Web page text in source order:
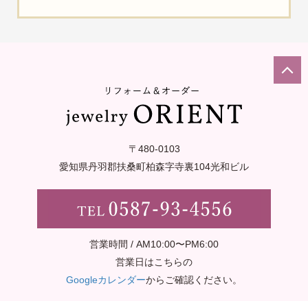
〒480-0103
愛知県丹羽郡扶桑町柏森字寺裏104光和ビル
営業時間 / AM10:00〜PM6:00
営業日はこちらの
Googleカレンダーからご確認ください。